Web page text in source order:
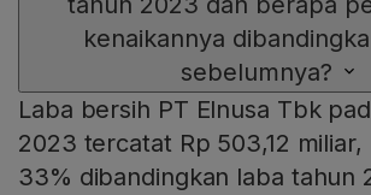
kenaikannya
sebelumnya?
Laba bersih PT Elnusa Tbk
2023 tercatat Rp 503,12
33% dibandingkan laba tahun